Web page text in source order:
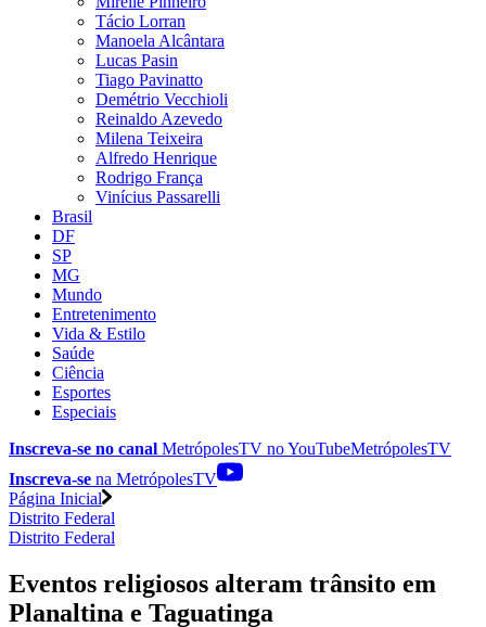
Tácio Lorran
Manoela Alcântara
Lucas Pasin
Tiago Pavinatto
Demétrio Vecchioli
Reinaldo Azevedo
Milena Teixeira
Alfredo Henrique
Rodrigo França
Vinícius Passarelli
Brasil
DF
SP
MG
Mundo
Entretenimento
Vida & Estilo
Saúde
Ciência
Esportes
Especiais
Inscreva-se no canal MetrópolesTV noYouTubeMetrópolesTV
Inscreva-se na MetrópolesTV
Página Inicial
Distrito Federal
Distrito Federal
Eventos religiosos alteram trânsito em
Planaltina e Taguatinga